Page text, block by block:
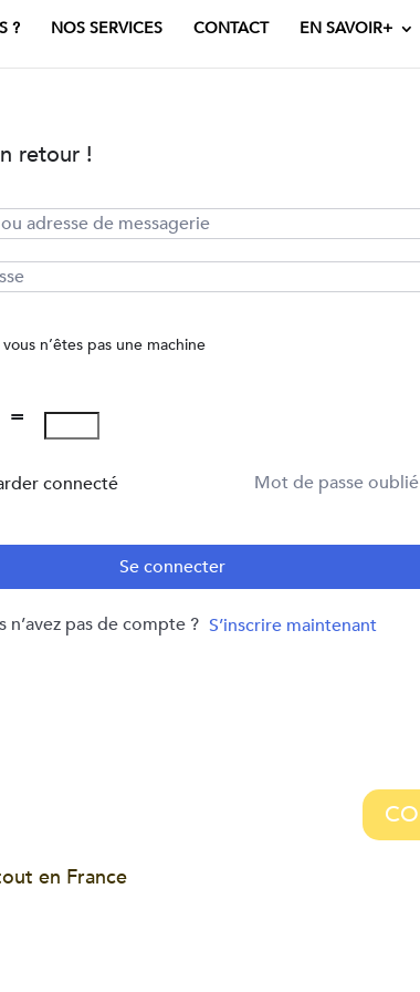
? NOS SERVICES CONTACT EN SAVOIR+
retour !
n’êtes pas une machine
=
connecté Mot de passe
Se connecter
n’avez pas de compte ? S’inscrire maintenant
en France